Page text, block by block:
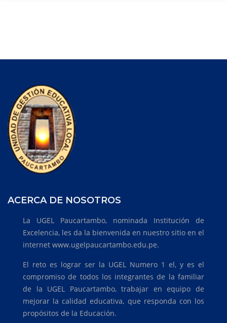
ACERCA DE NOSOTROS
La UGEL Paucartambo, nominada Institución de
Excelencia, les da la bienvenida en nuestro sitio en el
internet www.ugelpaucartambo.edu.pe.
El reto es lograr ser la UGEL Numero 1 el, y es el
compromiso de todos los integrantes de la familiar
de la UGEL Paucartambo, trabajar en equipo de
mejorar la calidad educativa, que responda con los
propósitos de la Educación.